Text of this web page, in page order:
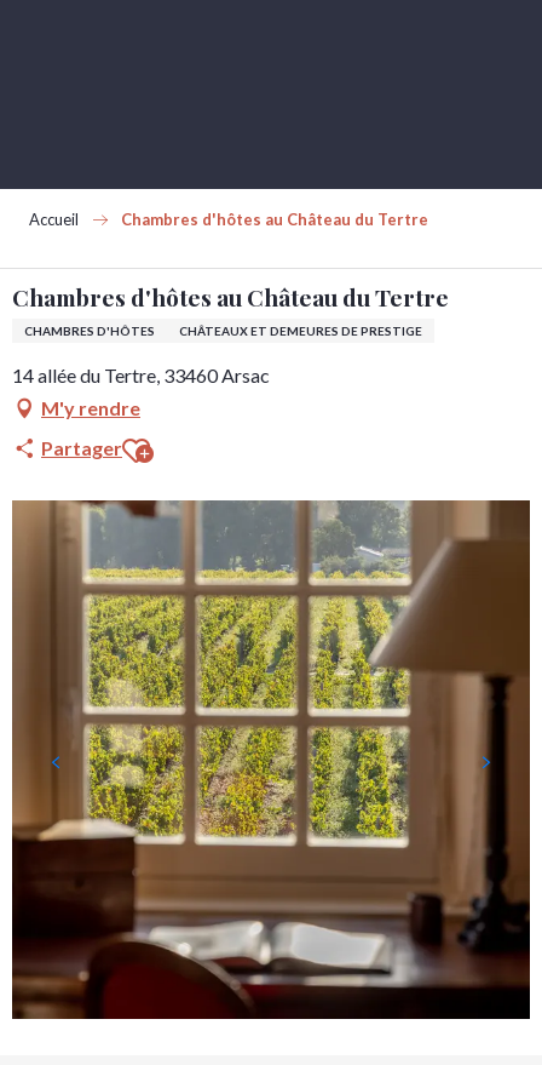
Accueil Chambres d'hôtes au Château du Tertre
Chambres d'hôtes au Château du Tertre
CHAMBRES D'HÔTES CHÂTEAUX ET DEMEURES DE PRESTIGE
14 allée du Tertre, 33460 Arsac
M'y rendre
PartagerAjouter aux favoris